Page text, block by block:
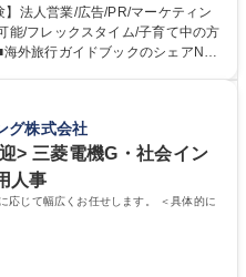
■『地球の歩
ランドであり、国内旅行において
いても、業界を牽引する意欲的な
長しております■旅が業務であ
種 【企画営業/行
ブック『地球の歩き方』
法人営業/広告/PR/マーケティン
能/フレックスタイム/子育て中の方
り組むか、共に形を作るコアメン
グ株式会社
> 三菱電機G・社会イン
人事
応じて幅広くお任せします。 ＜具体的に